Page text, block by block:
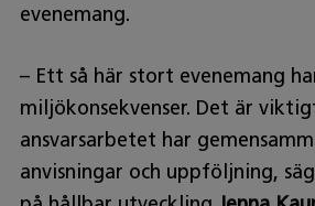
evenemang.
– Ett så här stort evenemang
miljökonsekvenser. Det är
ansvarsarbetet har
anvisningar och uppföljning,